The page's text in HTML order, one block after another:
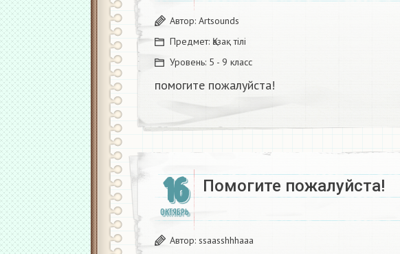
Автор: Artsounds
Предмет: Қазақ тiлi
Уровень: 5 - 9 класс
помогите пожалуйста!
16
ОКТЯБРЬ
Помогите пожалуйста!
Автор: ssaasshhhaaa